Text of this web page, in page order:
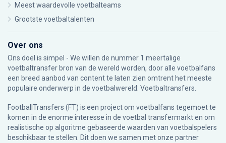
Meest waardevolle voetbalteams
Grootste voetbaltalenten
Over ons
Ons doel is simpel - We willen de nummer 1 meertalige
voetbaltransfer bron van de wereld worden, door alle voetbalfans
een breed aanbod van content te laten zien omtrent het meeste
populaire onderwerp in de voetbalwereld: Voetbaltransfers.
FootballTransfers (FT) is een project om voetbalfans tegemoet te
komen in de enorme interesse in de voetbal transfermarkt en om
realistische op algoritme gebaseerde waarden van voetbalspelers
beschikbaar te stellen. Dit doen we samen met onze partner